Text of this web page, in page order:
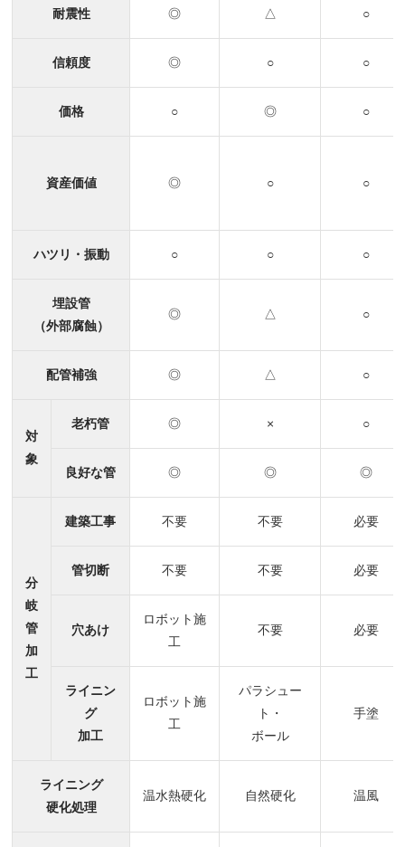
耐震性 ◎ △ ○
信頼度 ◎ ○ ○
価格 ○ ◎ ○
資産価値 ◎ ○ ○
ハツリ・振動 ○ ○ ○
埋設管
（外部腐蝕）
◎ △ ○
配管補強 ◎ △ ○
対
象
老朽管 ◎ × ○
良好な管 ◎ ◎ ◎
分
岐
管
加
工
建築工事 不要 不要 必要
管切断 不要 不要 必要
穴あけ
ロボット施
工
不要 必要
ライニン
グ
加工
ロボット施
工
パラシュー
ト・
ボール
手塗
ライニング
硬化処理
温水熱硬化 自然硬化 温風